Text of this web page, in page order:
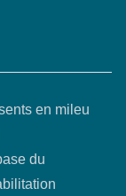
en mileu
du